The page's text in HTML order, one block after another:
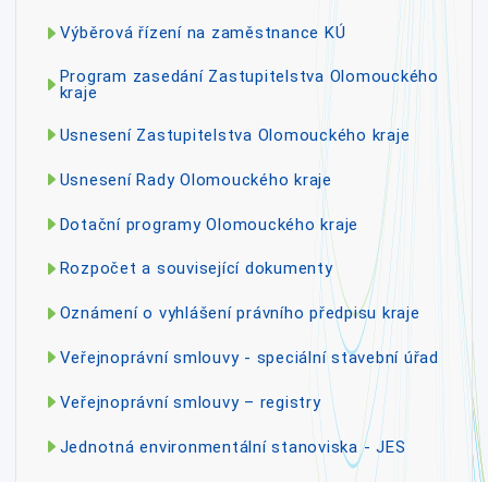
Výběrová řízení na zaměstnance KÚ
Program zasedání Zastupitelstva Olomouckého
kraje
Usnesení Zastupitelstva Olomouckého kraje
Usnesení Rady Olomouckého kraje
Dotační programy Olomouckého kraje
Rozpočet a související dokumenty
Oznámení o vyhlášení právního předpisu kraje
Veřejnoprávní smlouvy - speciální stavební úřad
Veřejnoprávní smlouvy – registry
Jednotná environmentální stanoviska - JES